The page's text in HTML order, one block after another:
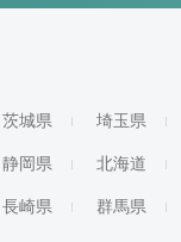
茨城県 埼玉県
静岡県 北海道
長崎県 群馬県